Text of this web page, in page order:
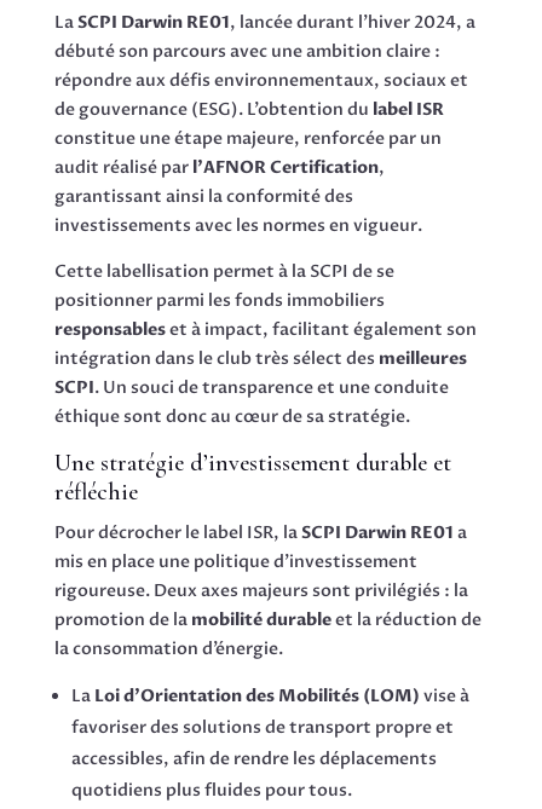
LaSCPI Darwin RE01, lancée durant l’hiver 2024, a
débuté son parcours avec une ambition claire :
répondre aux défis environnementaux, sociaux et
de gouvernance (ESG). L’obtention du label ISR
constitue une étape majeure, renforcée par un
audit réalisé par l’AFNOR Certification,
garantissant ainsi la conformité des
investissements avec les normes en vigueur.
Cette labellisation permet à la SCPI de se
positionner parmi les fonds immobiliers
responsableset à impact, facilitant également son
intégration dans le club très sélect des meilleures
SCPI. Un souci de transparence et une conduite
éthique sont donc au cœur de sa stratégie.
Une stratégie d’investissement durable et
réfléchie
Pour décrocher le label ISR, laSCPI Darwin RE01 a
mis en place une politique d’investissement
rigoureuse. Deux axes majeurs sont privilégiés : la
promotion de la mobilité durableet la réduction de
la consommation d’énergie.
La Loi d’Orientation des Mobilités (LOM) vise à
favoriser des solutions de transport propre et
accessibles, afin de rendre les déplacements
quotidiens plus fluides pour tous.